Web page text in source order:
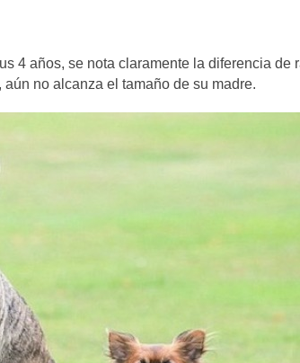
4 años, se nota claramente la diferencia de
no alcanza el tamaño de su madre.